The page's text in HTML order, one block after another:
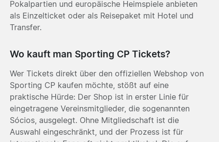
Pokalpartien und europäische Heimspiele anbieten
als Einzelticket oder als Reisepaket mit Hotel und
Transfer.
Wo kauft man Sporting CP Tickets?
Wer Tickets direkt über den offiziellen Webshop von
Sporting CP kaufen möchte, stößt auf eine
praktische Hürde: Der Shop ist in erster Linie für
eingetragene Vereinsmitglieder, die sogenannten
Sócios, ausgelegt. Ohne Mitgliedschaft ist die
Auswahl eingeschränkt, und der Prozess ist für